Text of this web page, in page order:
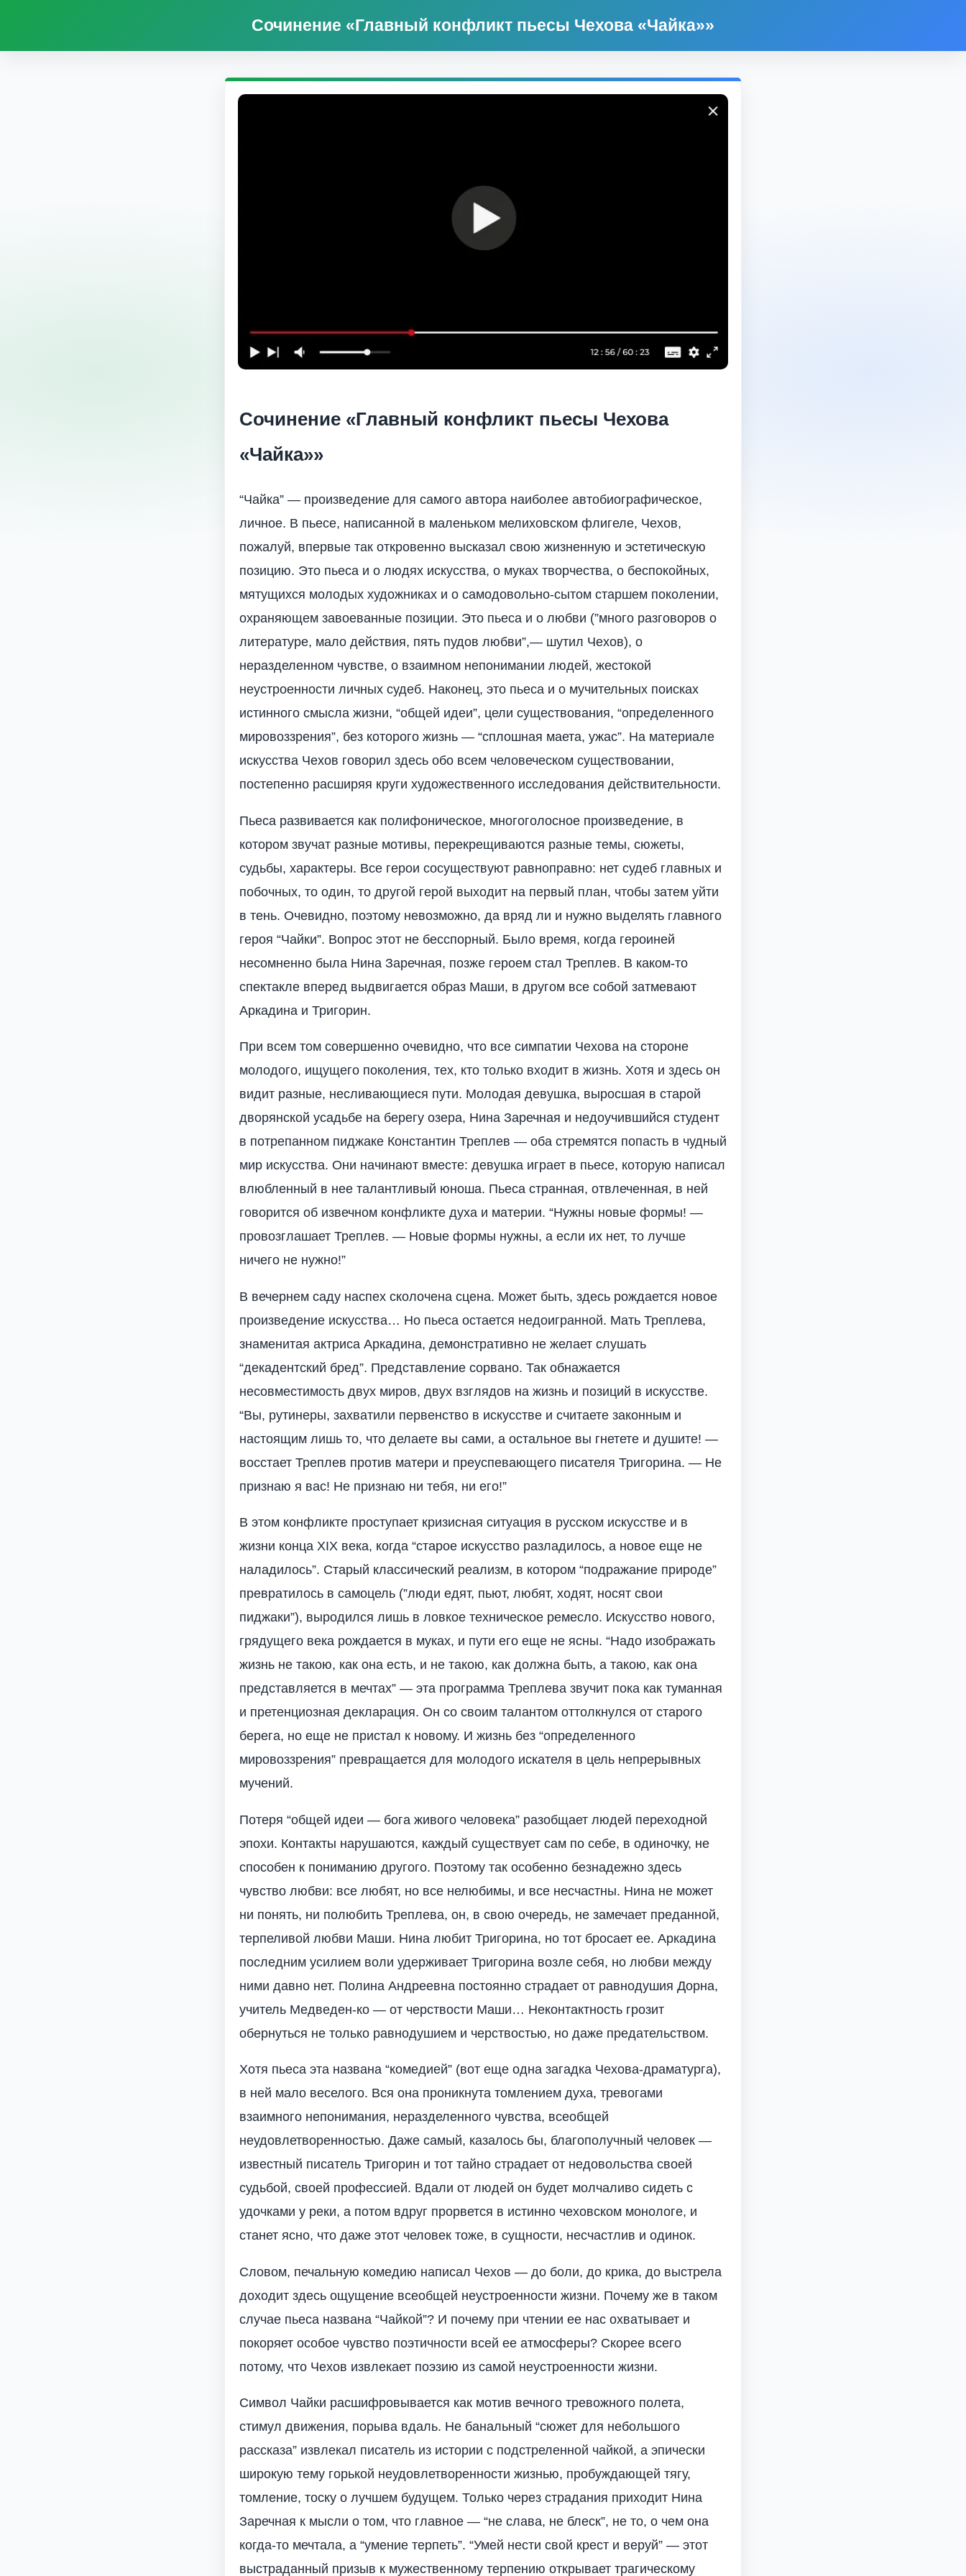
Cочинение «Главный конфликт пьесы Чехова «Чайка»»
Cочинение «Главный конфликт пьесы Чехова
«Чайка»»
“Чайка” — произведение для самого автора наиболее автобиографическое,
личное. В пьесе, написанной в маленьком мелиховском флигеле, Чехов,
пожалуй, впервые так откровенно высказал свою жизненную и эстетическую
позицию. Это пьеса и о людях искусства, о муках творчества, о беспокойных,
мятущихся молодых художниках и о самодовольно-сытом старшем поколении,
охраняющем завоеванные позиции. Это пьеса и о любви (”много разговоров о
литературе, мало действия, пять пудов любви”,— шутил Чехов), о
неразделенном чувстве, о взаимном непонимании людей, жестокой
неустроенности личных судеб. Наконец, это пьеса и о мучительных поисках
истинного смысла жизни, “общей идеи”, цели существования, “определенного
мировоззрения”, без которого жизнь — “сплошная маета, ужас”. На материале
искусства Чехов говорил здесь обо всем человеческом существовании,
постепенно расширяя круги художественного исследования действительности.
Пьеса развивается как полифоническое, многоголосное произведение, в
котором звучат разные мотивы, перекрещиваются разные темы, сюжеты,
судьбы, характеры. Все герои сосуществуют равноправно: нет судеб главных и
побочных, то один, то другой герой выходит на первый план, чтобы затем уйти
в тень. Очевидно, поэтому невозможно, да вряд ли и нужно выделять главного
героя “Чайки”. Вопрос этот не бесспорный. Было время, когда героиней
несомненно была Нина Заречная, позже героем стал Треплев. В каком-то
спектакле вперед выдвигается образ Маши, в другом все собой затмевают
Аркадина и Тригорин.
При всем том совершенно очевидно, что все симпатии Чехова на стороне
молодого, ищущего поколения, тех, кто только входит в жизнь. Хотя и здесь он
видит разные, несливающиеся пути. Молодая девушка, выросшая в старой
дворянской усадьбе на берегу озера, Нина Заречная и недоучившийся студент
в потрепанном пиджаке Константин Треплев — оба стремятся попасть в чудный
мир искусства. Они начинают вместе: девушка играет в пьесе, которую написал
влюбленный в нее талантливый юноша. Пьеса странная, отвлеченная, в ней
говорится об извечном конфликте духа и материи. “Нужны новые формы! —
провозглашает Треплев. — Новые формы нужны, а если их нет, то лучше
ничего не нужно!”
В вечернем саду наспех сколочена сцена. Может быть, здесь рождается новое
произведение искусства… Но пьеса остается недоигранной. Мать Треплева,
знаменитая актриса Аркадина, демонстративно не желает слушать
“декадентский бред”. Представление сорвано. Так обнажается
несовместимость двух миров, двух взглядов на жизнь и позиций в искусстве.
“Вы, рутинеры, захватили первенство в искусстве и считаете законным и
настоящим лишь то, что делаете вы сами, а остальное вы гнетете и душите! —
восстает Треплев против матери и преуспевающего писателя Тригорина. — Не
признаю я вас! Не признаю ни тебя, ни его!”
В этом конфликте проступает кризисная ситуация в русском искусстве и в
жизни конца XIX века, когда “старое искусство разладилось, а новое еще не
наладилось”. Старый классический реализм, в котором “подражание природе”
превратилось в самоцель (”люди едят, пьют, любят, ходят, носят свои
пиджаки”), выродился лишь в ловкое техническое ремесло. Искусство нового,
грядущего века рождается в муках, и пути его еще не ясны. “Надо изображать
жизнь не такою, как она есть, и не такою, как должна быть, а такою, как она
представляется в мечтах” — эта программа Треплева звучит пока как туманная
и претенциозная декларация. Он со своим талантом оттолкнулся от старого
берега, но еще не пристал к новому. И жизнь без “определенного
мировоззрения” превращается для молодого искателя в цель непрерывных
мучений.
Потеря “общей идеи — бога живого человека” разобщает людей переходной
эпохи. Контакты нарушаются, каждый существует сам по себе, в одиночку, не
способен к пониманию другого. Поэтому так особенно безнадежно здесь
чувство любви: все любят, но все нелюбимы, и все несчастны. Нина не может
ни понять, ни полюбить Треплева, он, в свою очередь, не замечает преданной,
терпеливой любви Маши. Нина любит Тригорина, но тот бросает ее. Аркадина
последним усилием воли удерживает Тригорина возле себя, но любви между
ними давно нет. Полина Андреевна постоянно страдает от равнодушия Дорна,
учитель Медведен-ко — от черствости Маши… Неконтактность грозит
обернуться не только равнодушием и черствостью, но даже предательством.
Хотя пьеса эта названа “комедией” (вот еще одна загадка Чехова-драматурга),
в ней мало веселого. Вся она проникнута томлением духа, тревогами
взаимного непонимания, неразделенного чувства, всеобщей
неудовлетворенностью. Даже самый, казалось бы, благополучный человек —
известный писатель Тригорин и тот тайно страдает от недовольства своей
судьбой, своей профессией. Вдали от людей он будет молчаливо сидеть с
удочками у реки, а потом вдруг прорвется в истинно чеховском монологе, и
станет ясно, что даже этот человек тоже, в сущности, несчастлив и одинок.
Словом, печальную комедию написал Чехов — до боли, до крика, до выстрела
доходит здесь ощущение всеобщей неустроенности жизни. Почему же в таком
случае пьеса названа “Чайкой”? И почему при чтении ее нас охватывает и
покоряет особое чувство поэтичности всей ее атмосферы? Скорее всего
потому, что Чехов извлекает поэзию из самой неустроенности жизни.
Символ Чайки расшифровывается как мотив вечного тревожного полета,
стимул движения, порыва вдаль. Не банальный “сюжет для небольшого
рассказа” извлекал писатель из истории с подстреленной чайкой, а эпически
широкую тему горькой неудовлетворенности жизнью, пробуждающей тягу,
томление, тоску о лучшем будущем. Только через страдания приходит Нина
Заречная к мысли о том, что главное — “не слава, не блеск”, не то, о чем она
когда-то мечтала, а “умение терпеть”. “Умей нести свой крест и веруй” — этот
выстраданный призыв к мужественному терпению открывает трагическому